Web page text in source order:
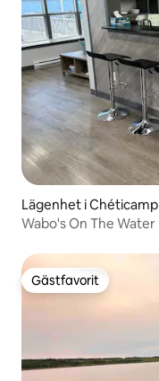
Lägenhet i Chéticamp
Wabo's On The Water
Gästfavorit
Gästfavorit